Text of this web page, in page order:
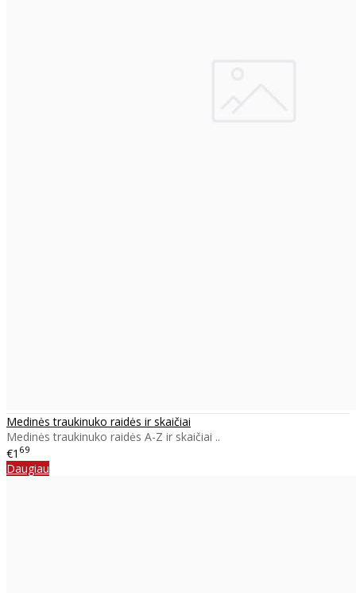
Medinės traukinuko raidės ir skaičiai
Medinės traukinuko raidės A-Z ir skaičiai ..
€1 69
Daugiau